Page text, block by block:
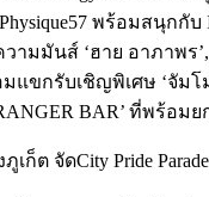
พร้อมสนุกกั
มมันส์ ‘ฮาย อาภาพร’,
กรับเชิญพิเศษ ‘จัมโม่
BAR’ ที่พร้อ
เก็ต จัดCity Pride